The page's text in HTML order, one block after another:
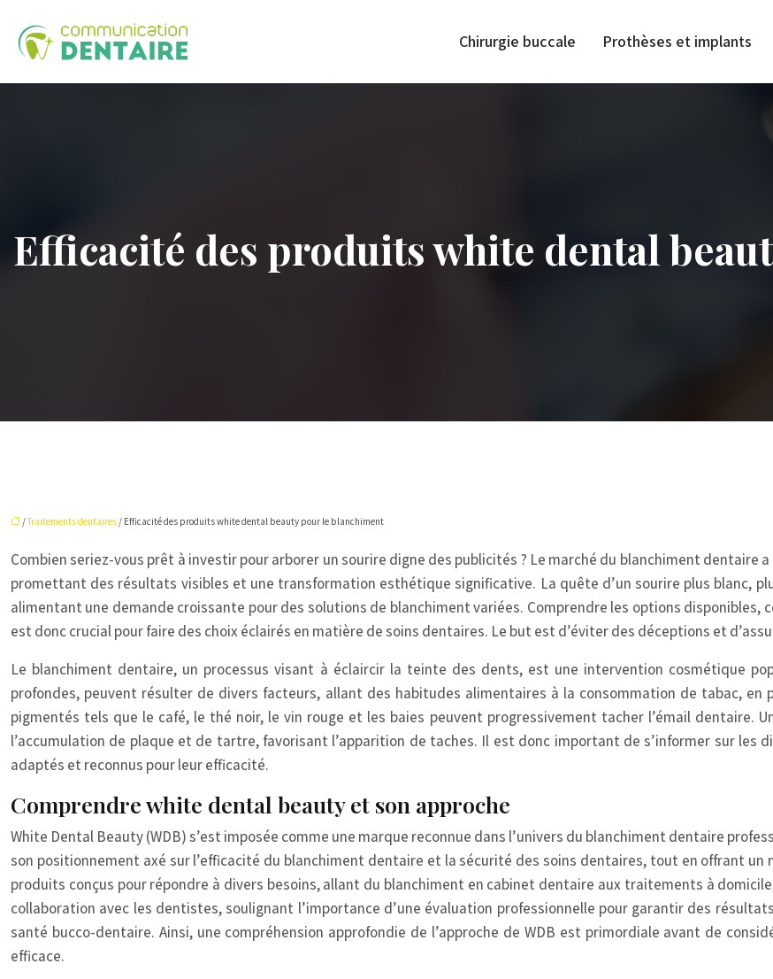
Chirurgie buccale Prothèses et implants
Efficacité des produits white dental
/Traitements dentaires / Efficacité des produits white dental beauty pour le blanchiment
Combien seriez-vous prêt à investir pour arborer un sourire digne des publicités ? Le marché du blanchiment dentaire
promettant des résultats visibles et une transformation esthétique significative. La quête d’un sourire plus blanc,
alimentant une demande croissante pour des solutions de blanchiment variées. Comprendre les options
est donc crucial pour faire des choix éclairés en matière de soins dentaires. Le but est d’éviter des déceptions et
Le blanchiment dentaire, un processus visant à éclaircir la teinte des dents, est une intervention cosmétique
profondes, peuvent résulter de divers facteurs, allant des habitudes alimentaires à la consommation de tabac,
pigmentés tels que le café, le thé noir, le vin rouge et les baies peuvent progressivement tacher l’émail dentaire.
l’accumulation de plaque et de tartre, favorisant l’apparition de taches. Il est donc important de s’informer sur
adaptés et reconnus pour leur efficacité.
Comprendre white dental beauty et son approche
White Dental Beauty (WDB) s’est imposée comme une marque reconnue dans l’univers du blanchiment dentaire
son positionnement axé sur l’efficacité du blanchiment dentaire et la sécurité des soins dentaires, tout en offrant un
produits conçus pour répondre à divers besoins, allant du blanchiment en cabinet dentaire aux traitements à
collaboration avec les dentistes, soulignant l’importance d’une évaluation professionnelle pour garantir des
santé bucco-dentaire. Ainsi, une compréhension approfondie de l’approche de WDB est primordiale avant de
efficace.